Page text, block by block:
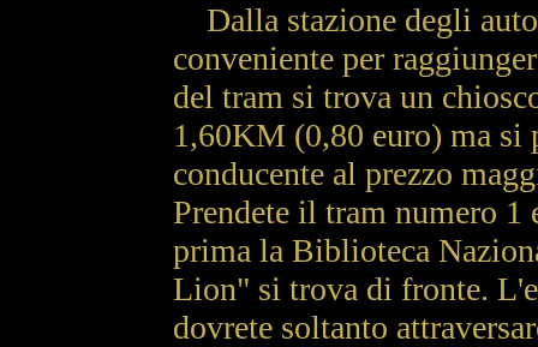
Dalla stazione degli
conveniente per
del tram si trova un
1,60KM (0,80 euro) ma si
conducente al prezzo
Prendete il tram numero 1
prima la Biblioteca
Lion" si trova di fronte.
dovrete soltanto